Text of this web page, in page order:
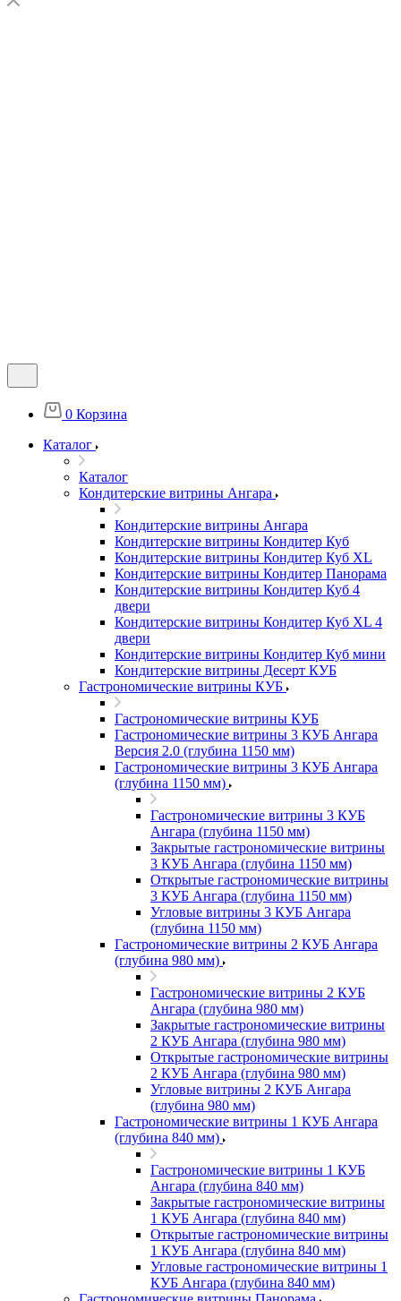
0 Корзина
Каталог
Каталог
Кондитерские витрины Ангара
Кондитерские витрины Ангара
Кондитерские витрины Кондитер Куб
Кондитерские витрины Кондитер Куб XL
Кондитерские витрины Кондитер Панорама
Кондитерские витрины Кондитер Куб 4
двери
Кондитерские витрины Кондитер Куб XL 4
двери
Кондитерские витрины Кондитер Куб мини
Кондитерские витрины Десерт КУБ
Гастрономические витрины КУБ
Гастрономические витрины КУБ
Гастрономические витрины 3 КУБ Ангара
Версия 2.0 (глубина 1150 мм)
Гастрономические витрины 3 КУБ Ангара
(глубина 1150 мм)
Гастрономические витрины 3 КУБ
Ангара (глубина 1150 мм)
Закрытые гастрономические витрины
3 КУБ Ангара (глубина 1150 мм)
Открытые гастрономические витрины
3 КУБ Ангара (глубина 1150 мм)
Угловые витрины 3 КУБ Ангара
(глубина 1150 мм)
Гастрономические витрины 2 КУБ Ангара
(глубина 980 мм)
Гастрономические витрины 2 КУБ
Ангара (глубина 980 мм)
Закрытые гастрономические витрины
2 КУБ Ангара (глубина 980 мм)
Открытые гастрономические витрины
2 КУБ Ангара (глубина 980 мм)
Угловые витрины 2 КУБ Ангара
(глубина 980 мм)
Гастрономические витрины 1 КУБ Ангара
(глубина 840 мм)
Гастрономические витрины 1 КУБ
Ангара (глубина 840 мм)
Закрытые гастрономические витрины
1 КУБ Ангара (глубина 840 мм)
Открытые гастрономические витрины
1 КУБ Ангара (глубина 840 мм)
Угловые гастрономические витрины 1
КУБ Ангара (глубина 840 мм)